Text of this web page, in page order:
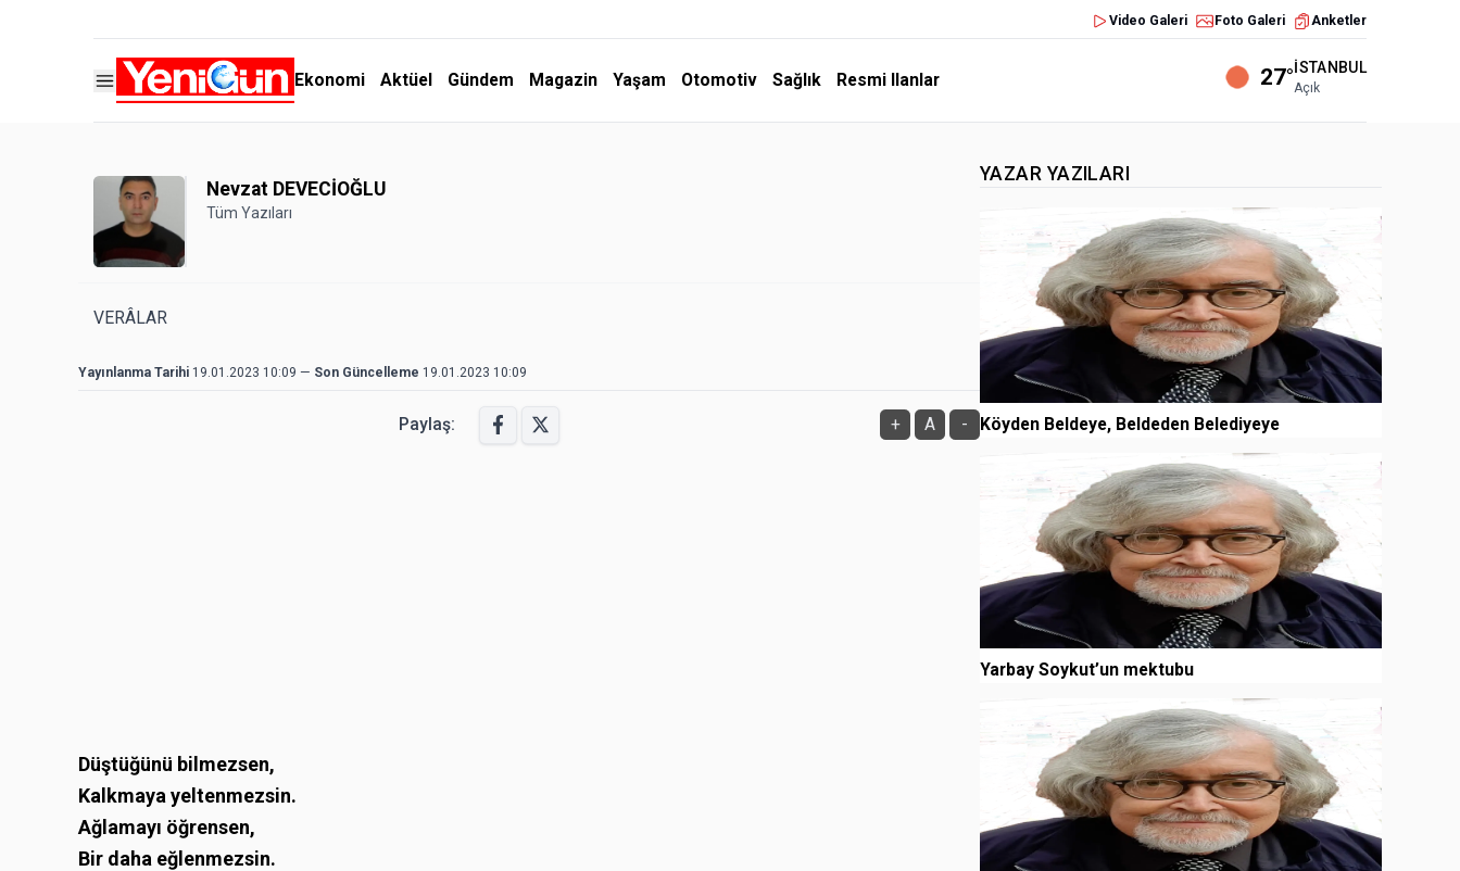
Video Galeri Foto Galeri Anketler
Ekonomi Aktüel Gündem Magazin Yaşam Otomotiv Sağlık Resmi Ilanlar 27°İSTANBUL
Açık
Nevzat DEVECİOĞLU
Tüm Yazıları
VERÂLAR
Yayınlanma Tarihi 19.01.2023 10:09 — Son Güncelleme 19.01.2023 10:09
Paylaş: + A -
Düştüğünü bilmezsen,
Kalkmaya yeltenmezsin.
Ağlamayı öğrensen,
Bir daha eğlenmezsin.
YAZAR YAZILARI
Köyden Beldeye, Beldeden Belediyeye
Yarbay Soykut’un mektubu